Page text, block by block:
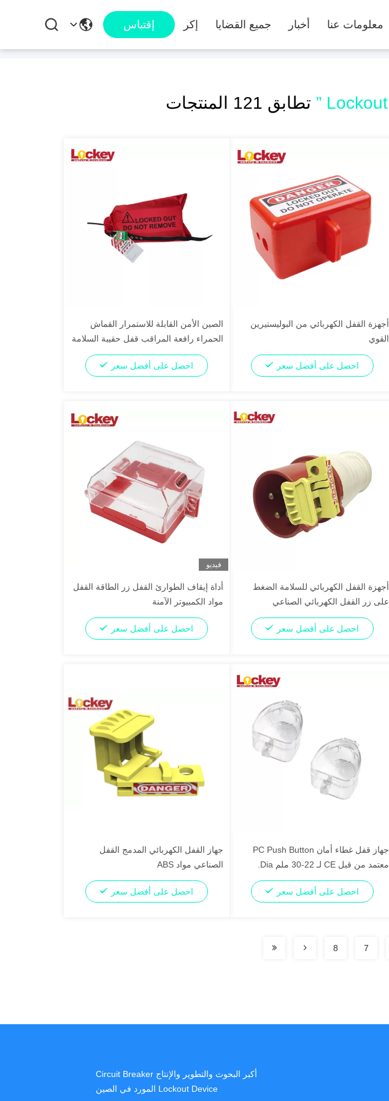
معلومات عنا أخبار جميع القضايا إكر إقتباس
تطابق 121 المنتجات
أجهزة القفل الكهربائي من البوليستيرين
القوي
احصل على أفضل سعر
الصين الأمن القابلة للاستمرار القماش
الحمراء رافعة المراقب قفل حقيبة السلامة
احصل على أفضل سعر
أجهزة القفل الكهربائي للسلامة الضغط
على زر القفل الكهربائي الصناعي
احصل على أفضل سعر
فيديو
أداة إيقاف الطوارئ القفل زر الطاقة القفل
مواد الكمبيوتر الآمنة
احصل على أفضل سعر
جهاز قفل غطاء أمان PC Push Button
معتمد من قبل CE لـ 22-30 ملم Dia.
احصل على أفضل سعر
جهاز القفل الكهربائي المدمج القفل
الصناعي مواد ABS
احصل على أفضل سعر
7
8
أكبر البحوث والتطوير والإنتاج Circuit Breaker
Lockout Device المورد في الصين